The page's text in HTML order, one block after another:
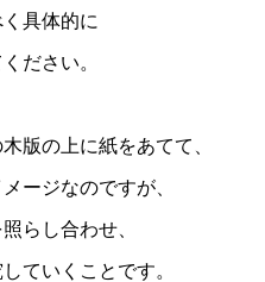
具体的に
ださい。
版の上に紙をあてて、
ージなのですが、
らし合わせ、
ていくことです。